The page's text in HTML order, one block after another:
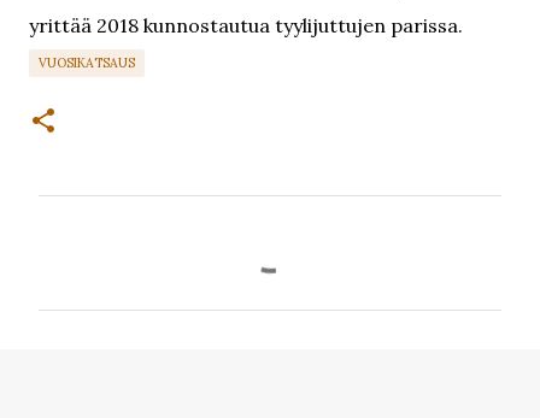
yrittää 2018 kunnostautua tyylijuttujen parissa.
VUOSIKATSAUS